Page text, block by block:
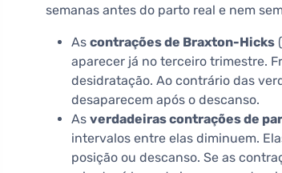
semanas antes do parto real e nem
As contrações de Braxton-Hicks
aparecer já no terceiro trimestre.
desidratação. Ao contrário das
desaparecem após o descanso.
As verdadeiras contrações de
intervalos entre elas diminuem.
posição ou descanso. Se as